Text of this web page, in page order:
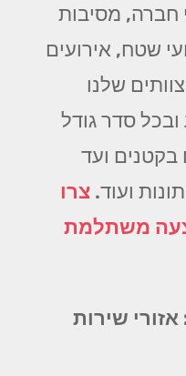
חברה, מסיבות
שטח, אירועים
שלנו
ובכל סדר גודל
בקטנים ועד
ועוד. צרו
משתלמת
שירות